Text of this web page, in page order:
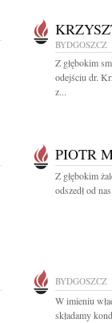
BYDGOSZCZ
Z głębokim
odejściu dr.
z...
PIOTR
Z głębokim
odszedł od
BYDGOSZCZ
W imieniu
składamy